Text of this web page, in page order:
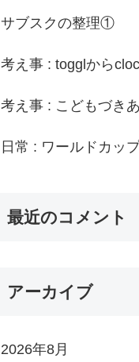
サブスクの整理①
考え事 : togglから
考え事 : こどもづき
日常 : ワールドカッ
最近のコメント
アーカイブ
2026年8月